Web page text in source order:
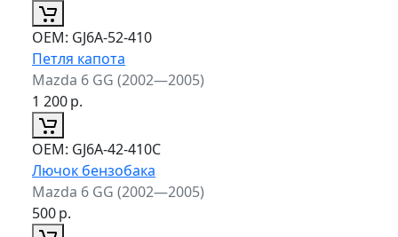
ОЕМ: GJ6A-52-410
Петля капота
Mazda 6 GG (2002—2005)
1 200р.
ОЕМ: GJ6A-42-410C
Лючок бензобака
Mazda 6 GG (2002—2005)
500р.